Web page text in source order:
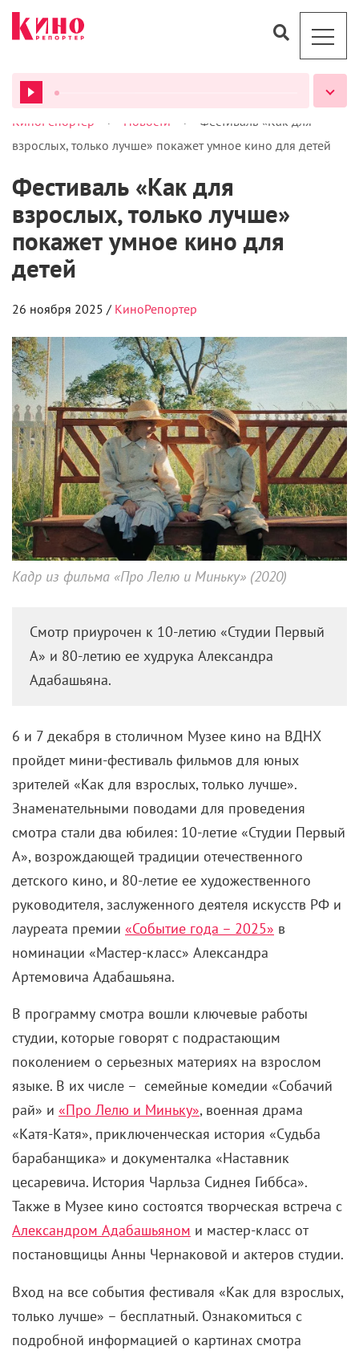
ВСЕ ПОДКАСТЫ
КиноРепортер > Новости >
Фестиваль «Как для
взрослых, только лучше» покажет умное кино для детей
Фестиваль «Как для
взрослых, только лучше»
покажет умное кино для
детей
26 ноября 2025 / КиноРепортер
Кадр из фильма «Про Лелю и Миньку» (2020)
Смотр приурочен к 10-летию «Студии Первый
А» и 80-летию ее худрука Александра
Адабашьяна.
6 и 7 декабря в столичном Музее кино на ВДНХ
пройдет мини-фестиваль фильмов для юных
зрителей «Как для взрослых, только лучше».
Знаменательными поводами для проведения
смотра стали два юбилея: 10-летие «Студии Первый
А», возрождающей традиции отечественного
детского кино, и 80-летие ее художественного
руководителя, заслуженного деятеля искусств РФ и
лауреата премии «Событие года – 2025» в
номинации «Мастер-класс» Александра
Артемовича Адабашьяна.
В программу смотра вошли ключевые работы
студии, которые говорят с подрастающим
поколением о серьезных материях на взрослом
языке. В их числе – семейные комедии «Собачий
рай» и «Про Лелю и Миньку», военная драма
«Катя-Катя», приключенческая история «Судьба
барабанщика» и документалка «Наставник
цесаревича. История Чарльза Сиднея Гиббса».
Также в Музее кино состоятся творческая встреча с
Александром Адабашьяном и мастер-класс от
постановщицы Анны Чернаковой и актеров студии.
Вход на все события фестиваля «Как для взрослых,
только лучше» – бесплатный. Ознакомиться с
подробной информацией о картинах смотра